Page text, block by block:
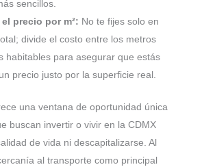
sencillos.
precio por m²: No te fijes solo en
divide el costo entre los metros
habitables para asegurar que estás
precio justo por la superficie real.
una ventana de oportunidad única
buscan invertir o vivir en la CDMX
de vida ni descapitalizarse. Al
al transporte como principal